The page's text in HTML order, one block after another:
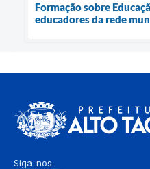
Formação sobre
educadores da rede
Siga-nos